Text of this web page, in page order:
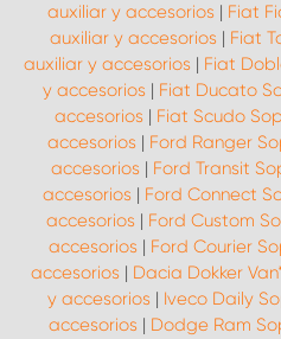
auxiliar y accesorios | Fiat
auxiliar y accesorios | Fiat
auxiliar y accesorios | Fiat
y accesorios | Fiat Ducato
accesorios | Fiat Scudo
accesorios | Ford Ranger
accesorios | Ford Transit
accesorios | Ford Connect
accesorios | Ford Custom
accesorios | Ford Courier
accesorios | Dacia Dokker
y accesorios | Iveco Daily
accesorios | Dodge Ram